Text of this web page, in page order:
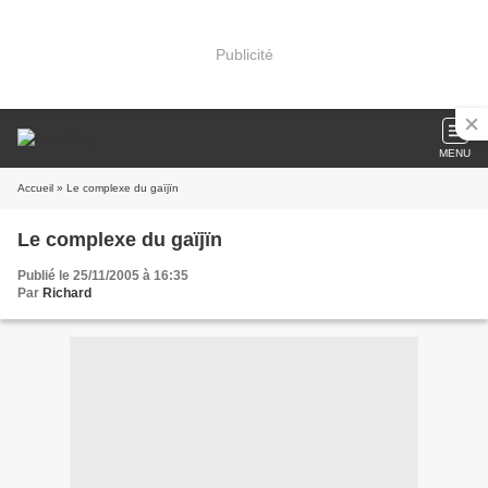
Publicité
MENU
Accueil » Le complexe du gaïjïn
Le complexe du gaïjïn
Publié le 25/11/2005 à 16:35
Par Richard